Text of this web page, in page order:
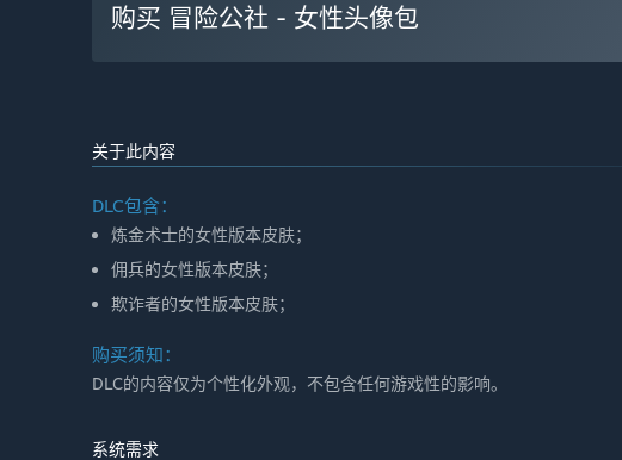
购买 冒险公社 - 女性头像包
关于此内容
DLC包含：
炼金术士的女性版本皮肤；
佣兵的女性版本皮肤；
欺诈者的女性版本皮肤；
购买须知：
DLC的内容仅为个性化外观，不包含任何游戏性的影响。
系统需求